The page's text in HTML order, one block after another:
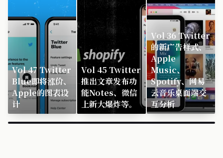
Vol 47 Twitter
Blue即将涨价、
Apple的图表设
计
Vol 45 Twitter
推出文章发布功
能Notes、微信
上新大爆炸等。
Vol 36 Twitter
的新广告样式、
Apple
Music、
Spotify、网易
云音乐桌面端交
互分析